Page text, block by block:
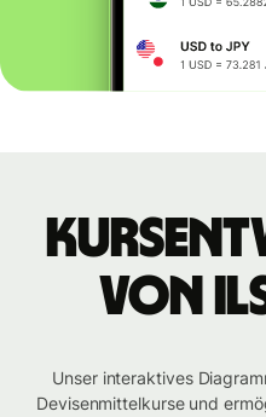
von
Unser interaktives
Devisenmittelkurse und